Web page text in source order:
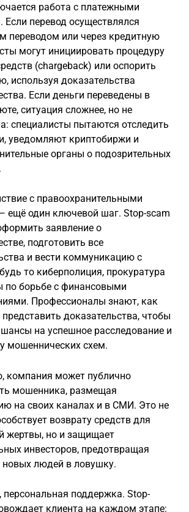
работа с платежными
Если перевод осуществлялся
переводом или через кредитную
могут инициировать процедуру
(chargeback) или оспорить
используя доказательства
Если деньги переведены в
ситуация сложнее, но не
специалисты пытаются отследить
уведомляют криптобиржи и
органы о подозрительных
с правоохранительными
ещё один ключевой шаг. Stop-scam
заявление о
подготовить все
и вести коммуникацию с
то киберполиция, прокуратура
по борьбе с финансовыми
Профессионалы знают, как
доказательства, чтобы
на успешное расследование и
мошеннических схем.
компания может публично
мошенника, размещая
на своих каналах и в СМИ. Это не
возврату средств для
жертвы, но и защищает
инвесторов, предотвращая
новых людей в ловушку.
персональная поддержка. Stop-
клиента на каждом этапе: